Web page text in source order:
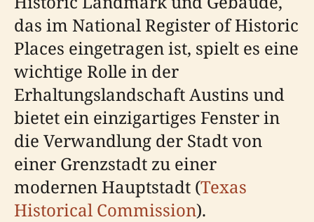
das im National Register of Historic
Places eingetragen ist, spielt es eine
wichtige Rolle in der
Erhaltungslandschaft Austins und
bietet ein einzigartiges Fenster in
die Verwandlung der Stadt von
einer Grenzstadt zu einer
modernen Hauptstadt (Texas
Historical Commission).